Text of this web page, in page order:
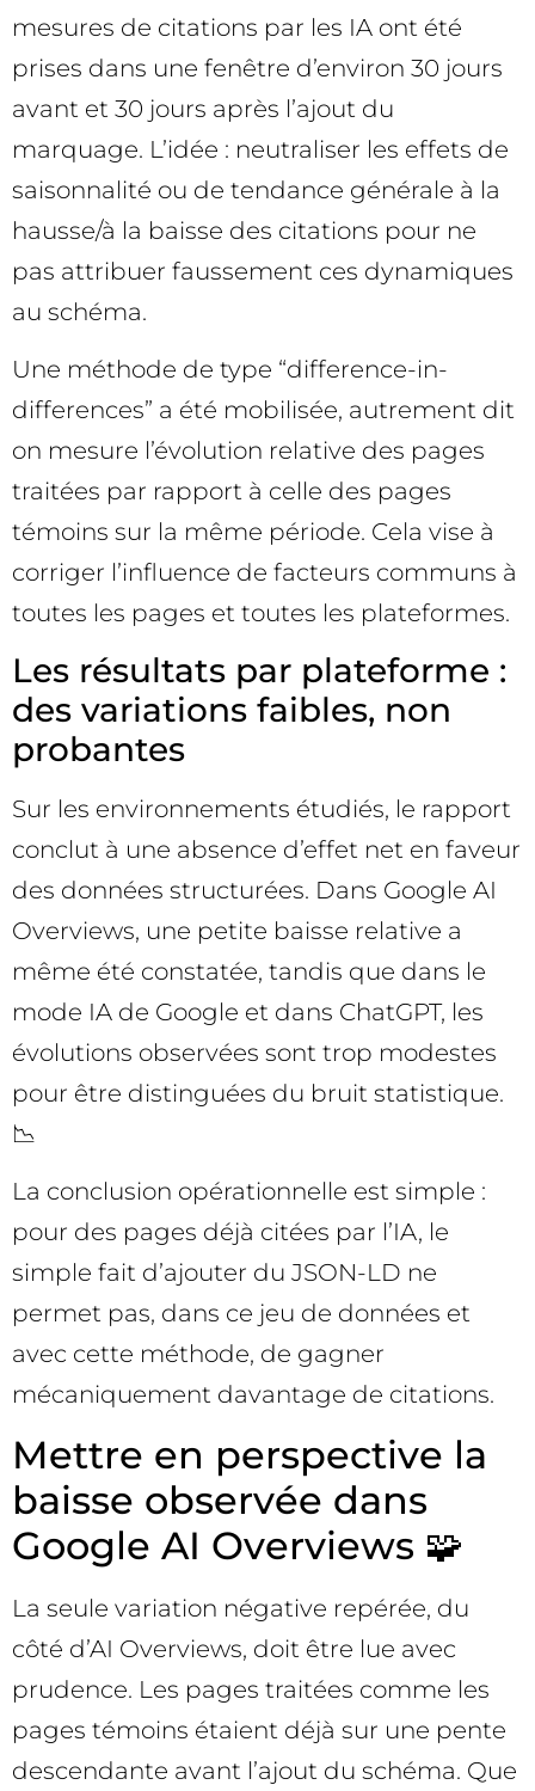
mesures de citations par les IA ont été
prises dans une fenêtre d’environ 30 jours
avant et 30 jours après l’ajout du
marquage. L’idée : neutraliser les effets de
saisonnalité ou de tendance générale à la
hausse/à la baisse des citations pour ne
pas attribuer faussement ces dynamiques
au schéma.
Une méthode de type “difference-in-
differences” a été mobilisée, autrement dit
on mesure l’évolution relative des pages
traitées par rapport à celle des pages
témoins sur la même période. Cela vise à
corriger l’influence de facteurs communs à
toutes les pages et toutes les plateformes.
Les résultats par plateforme :
des variations faibles, non
probantes
Sur les environnements étudiés, le rapport
conclut à une absence d’effet net en faveur
des données structurées. Dans Google AI
Overviews, une petite baisse relative a
même été constatée, tandis que dans le
mode IA de Google et dans ChatGPT, les
évolutions observées sont trop modestes
pour être distinguées du bruit statistique.
📉
La conclusion opérationnelle est simple :
pour des pages déjà citées par l’IA, le
simple fait d’ajouter du JSON-LD ne
permet pas, dans ce jeu de données et
avec cette méthode, de gagner
mécaniquement davantage de citations.
Mettre en perspective la
baisse observée dans
Google AI Overviews 🧩
La seule variation négative repérée, du
côté d’AI Overviews, doit être lue avec
prudence. Les pages traitées comme les
pages témoins étaient déjà sur une pente
descendante avant l’ajout du schéma. Que